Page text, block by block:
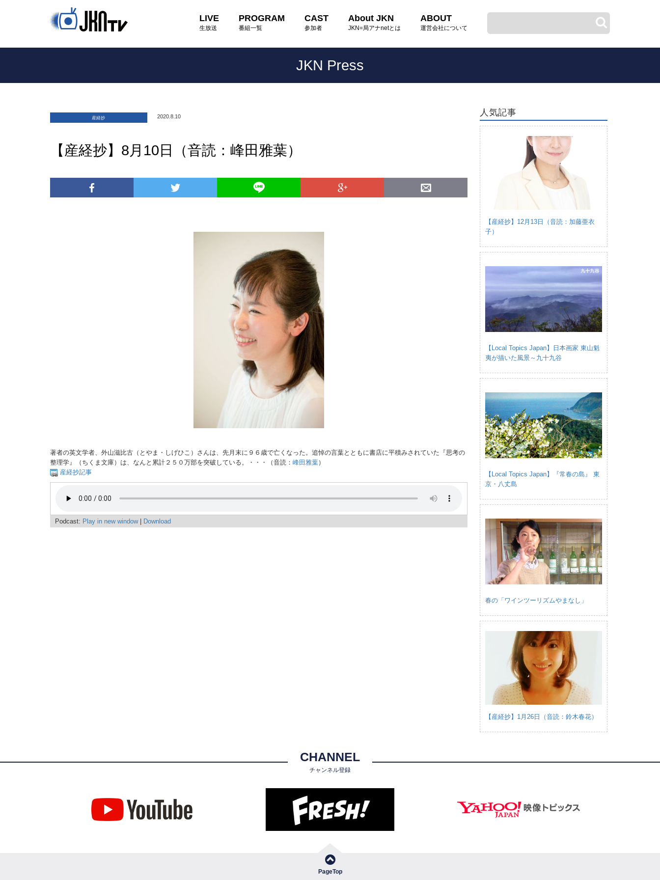
LIVE
生放送
PROGRAM
番組一覧
CAST
参加者
About JKN
JKN=局アナnetとは
ABOUT
運営会社について
JKN Press
産経抄 2020.8.10
【産経抄】8月10日（音読：峰田雅葉）
著者の英文学者、外山滋比古（とやま・しげひこ）さんは、先月末に９６歳で亡くなった。追悼の言葉とともに書店に平積みされていた『思考の
整理学』（ちくま文庫）は、なんと累計２５０万部を突破している。・・・（音読： 峰田雅葉）
産経抄記事
Podcast: Play in new window| Download
人気記事
【産経抄】12月13日（音読：加藤亜衣
子）
【Local Topics Japan】日本画家 東山魁
夷が描いた風景～九十九谷
【Local Topics Japan】『常春の島』 東
京・八丈島
春の「ワインツーリズムやまなし」
【産経抄】1月26日（音読：鈴木春花）
CHANNEL
チャンネル登録
PageTop